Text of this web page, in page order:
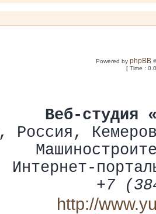
Powered byphpBB
[ Time :
Веб-студия
, Россия ,
Интернет-
+7
http://